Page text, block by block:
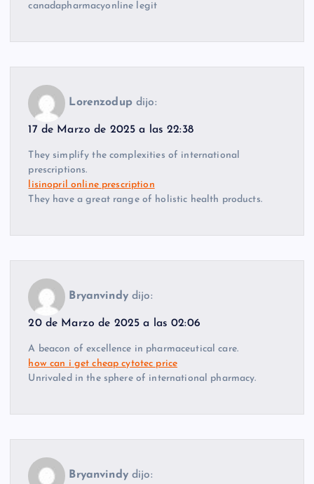
canadapharmacyonline legit
Lorenzodup dijo:
17 de Marzo de 2025 a las 22:38
They simplify the complexities of international
prescriptions.
lisinopril online prescription
They have a great range of holistic health products.
Bryanvindy dijo:
20 de Marzo de 2025 a las 02:06
A beacon of excellence in pharmaceutical care.
how can i get cheap cytotec price
Unrivaled in the sphere of international pharmacy.
Bryanvindy dijo: